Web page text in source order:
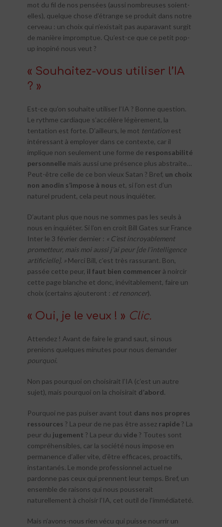
mot du fil de nos pensées (aussi nombreuses soient-
elles), quelque chose d’étrange se produit dans notre
cerveau : un choix qui n’existait pas auparavant surgit
de manière impromptue. Qu’est-ce que ce petit pop-
up inopiné nous veut ?
« Souhaitez-vous utiliser l’IA
? »
Est-ce qu’on souhaite utiliser l’IA ? Bonne question.
Le rythme cardiaque s’accélère légèrement, la
tentation est forte. D’ailleurs, le mot tentation est
intéressant à employer dans ce contexte, car il
implique non seulement une forme de responsabilité
personnelle mais aussi une présence plus abstraite…
Peut-être celle de ce bon vieux Satan ? Bref, un choix
non anodin s’impose à nous et, si l’on est d’un
naturel prudent, cela peut nous inquiéter.
D’autant plus que nous ne sommes pas les seuls à
nous en inquiéter. Si l’on en croit Bill Gates sur France
Inter le 3 février dernier : « C’est incroyablement
prometteur, mais moi aussi j’ai peur [de l’intelligence
artificielle]. » Merci Bill, c’est très rassurant. Bon,
passée cette peur, il faut bien commencer à noircir
cette page blanche et donc, inévitablement, faire un
choix (certains ajouteront : et renoncer).
« Oui, je le veux ! » Clic.
Attendez ! Avant de faire le grand saut, si nous
prenions quelques minutes pour nous demander
pourquoi.
Non pas pourquoi on choisirait l’IA (c’est un autre
sujet), mais pourquoi on la choisirait d’abord.
Pourquoi ne pas puiser avant tout dans nos propres
ressources ? La peur de ne pas être assez rapide ? La
peur du jugement ? La peur du vide ? Toutes sont
compréhensibles, car la société nous impose en
permanence d’aller vite, d’être efficaces, proactifs,
instantanés. Le monde professionnel actuel ne
pardonne pas ceux qui prennent leur temps. Bref, un
ensemble de raisons qui nous pousserait
naturellement à choisir l’IA, cet outil de l’immédiateté.
Mais n’avons-nous rien vécu qui puisse nourrir un